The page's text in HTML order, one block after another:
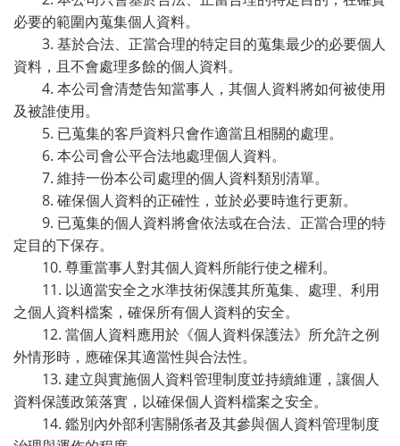
必要的範圍內蒐集個人資料。
3. 基於合法、正當合理的特定目的蒐集最少的必要個人
資料，且不會處理多餘的個人資料。
4. 本公司會清楚告知當事人，其個人資料將如何被使用
及被誰使用。
5. 已蒐集的客戶資料只會作適當且相關的處理。
6. 本公司會公平合法地處理個人資料。
7. 維持一份本公司處理的個人資料類別清單。
8. 確保個人資料的正確性，並於必要時進行更新。
9. 已蒐集的個人資料將會依法或在合法、正當合理的特
定目的下保存。
10. 尊重當事人對其個人資料所能行使之權利。
11. 以適當安全之水準技術保護其所蒐集、處理、利用
之個人資料檔案，確保所有個人資料的安全。
12. 當個人資料應用於《個人資料保護法》所允許之例
外情形時，應確保其適當性與合法性。
13. 建立與實施個人資料管理制度並持續維運，讓個人
資料保護政策落實，以確保個人資料檔案之安全。
14. 鑑別內外部利害關係者及其參與個人資料管理制度